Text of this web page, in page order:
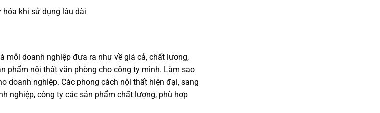
hóa khi sử dụng lâu dài
mỗi doanh nghiệp đưa ra như về giá cả, chất lương,
phẩm nội thất văn phòng cho công ty mình. Làm sao
doanh nghiệp. Các phong cách nội thất hiện đại, sang
nghiệp, công ty các sản phẩm chất lượng, phù hợp